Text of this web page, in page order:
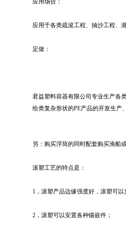
应用场合：
应用于各类疏浚工程、抽沙工程、
定做：
君益塑料容器有限公司专业生产各
给类复杂形状的PE产品的开发生产
另：购买浮筒的同时配套购买渔船
滚塑工艺的特点是：
1，滚塑产品边缘强度好，滚塑可
2，滚塑可以安置各种镶嵌件；